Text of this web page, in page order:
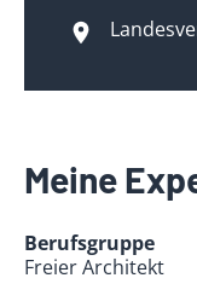
Meine
Berufsgruppe
Freier Architekt